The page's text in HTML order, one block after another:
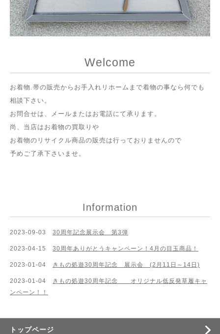
Welcome
お着物.帯の販売からお手入れリホームまで着物の事なら何でも
相談下さい。
お問合せは、メールまたはお電話にて承ります。
尚、当店はお着物の買取りや
お着物のリサイクル商品の販売は行っておりませんので
予めご了承下さいませ。
Information
2023-09-03 30周年記念展示会 第3弾
2023-04-15 30周年ありがとうキャンペーン！4月の目玉商品！
2023-01-04 きもの処遊30周年記念 展示会 (2月11日～14日)
2023-01-04
きもの処遊30周年記念 オリジナル低反発草履キャ
ンペーン！！
トップページ